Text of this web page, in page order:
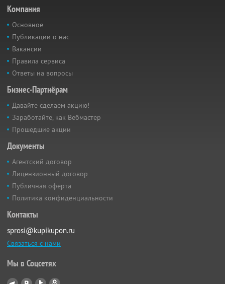
Компания
Основное
Публикации о нас
Вакансии
Правила сервиса
Ответы на вопросы
Бизнес-Партнёрам
Давайте сделаем акцию!
Заработайте, как Вебмастер
Прошедшие акции
Документы
Агентский договор
Лицензионный договор
Публичная оферта
Политика конфиденциальности
Контакты
sprosi@kupikupon.ru
Связаться с нами
Мы в Соцсетях